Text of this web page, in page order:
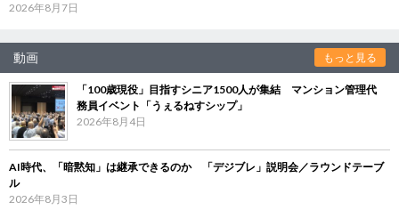
2026年8月7日
動画 もっと見る
「100歳現役」目指すシニア1500人が集結 マンション管理代
務員イベント「うぇるねすシップ」
2026年8月4日
AI時代、「暗黙知」は継承できるのか 「デジブレ」説明会／ラウンドテーブ
ル
2026年8月3日